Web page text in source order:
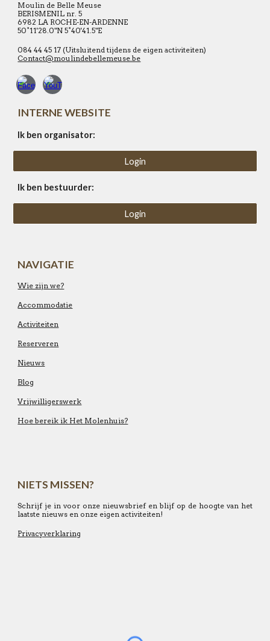
Moulin de Belle Meuse
BERISMENIL nr. 5
6982 LA ROCHE-EN-ARDENNE
50°11'28.0"N 5°40'41.5"E
084 44 45 17 (Uitsluitend tijdens de eigen activiteiten)
Contact@moulindebellemeuse.be
INTERNE WEBSITE
Ik ben organisator:
Login
Ik ben bestuurder:
Login
NAVIGATIE
Wie zijn we?
Accommodatie
Activiteiten
Reserveren
Nieuws
Blog
Vrijwilligerswerk
Hoe bereik ik Het Molenhuis?
NIETS MISSEN?
Schrijf je in voor onze nieuwsbrief en blijf op de hoogte van het
laatste nieuws en onze eigen activiteiten!
Privacyverklaring